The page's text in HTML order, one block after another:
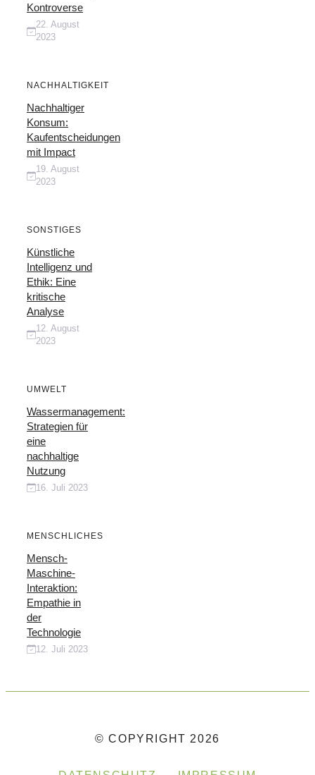
Kontroverse
22. August
2023
NACHHALTIGKEIT
Nachhaltiger
Konsum:
Kaufentscheidungen
mit Impact
19. August
2023
SONSTIGES
Künstliche
Intelligenz und
Ethik: Eine
kritische
Analyse
12. August
2023
UMWELT
Wassermanagement:
Strategien für
eine
nachhaltige
Nutzung
16. Juli 2023
MENSCHLICHES
Mensch-
Maschine-
Interaktion:
Empathie in
der
Technologie
12. Juli 2023
© COPYRIGHT 2026